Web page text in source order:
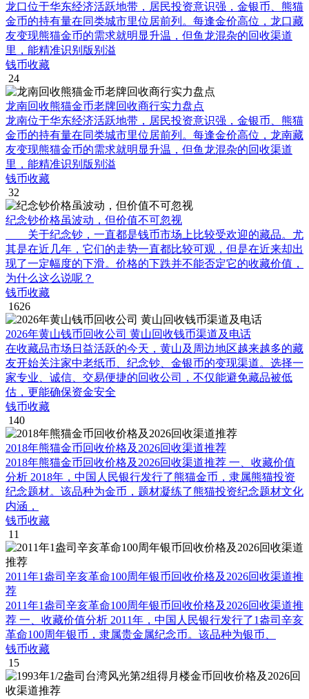
龙口位于华东经济活跃地带，居民投资意识强，金银币、熊猫
金币的持有量在同类城市里位居前列。每逢金价高位，龙口藏
友变现熊猫金币的需求就明显升温，但鱼龙混杂的回收渠道
里，能精准识别版别溢
钱币收藏
24
龙南回收熊猫金币老牌回收商行实力盘点
龙南位于华东经济活跃地带，居民投资意识强，金银币、熊猫
金币的持有量在同类城市里位居前列。每逢金价高位，龙南藏
友变现熊猫金币的需求就明显升温，但鱼龙混杂的回收渠道
里，能精准识别版别溢
钱币收藏
32
纪念钞价格虽波动，但价值不可忽视
关于纪念钞，一直都是钱币市场上比较受欢迎的藏品。尤
其是在近几年，它们的走势一直都比较可观，但是在近来却出
现了一定幅度的下滑。价格的下跌并不能否定它的收藏价值，
为什么这么说呢？
钱币收藏
1626
2026年黄山钱币回收公司 黄山回收钱币渠道及电话
在收藏品市场日益活跃的今天，黄山及周边地区越来越多的藏
友开始关注家中老纸币、纪念钞、金银币的变现渠道。选择一
家专业、诚信、交易便捷的回收公司，不仅能避免藏品被低
估，更能确保资金安全
钱币收藏
140
2018年熊猫金币回收价格及2026回收渠道推荐
2018年熊猫金币回收价格及2026回收渠道推荐 一、收藏价值
分析 2018年，中国人民银行发行了熊猫金币，隶属熊猫投资
纪念题材。该品种为金币，题材凝练了熊猫投资纪念题材文化
内涵，
钱币收藏
11
2011年1盎司辛亥革命100周年银币回收价格及2026回收渠道推
荐
2011年1盎司辛亥革命100周年银币回收价格及2026回收渠道推
荐 一、收藏价值分析 2011年，中国人民银行发行了1盎司辛亥
革命100周年银币，隶属贵金属纪念币。该品种为银币、
钱币收藏
15